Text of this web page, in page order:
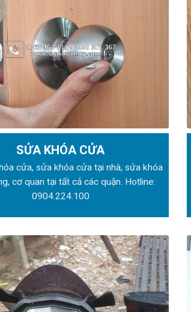
SỬA KHÓA CỬA
cửa, sửa khóa cửa tại nhà, sửa khóa
cơ quan tại tất cả các quận. Hotline:
0904.224.100